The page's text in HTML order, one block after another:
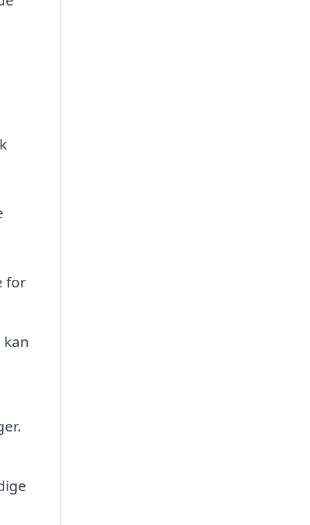
for